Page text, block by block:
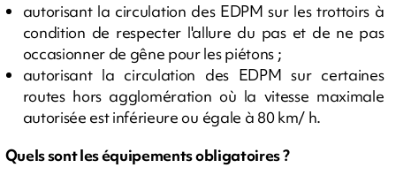
autorisant la circulation des EDPM sur les trottoirs à
condition de respecter l'allure du pas et de ne pas
occasionner de gêne pour les piétons ;
autorisant la circulation des EDPM sur certaines
routes hors agglomération où la vitesse maximale
autorisée est inférieure ou égale à 80 km/ h.
Quels sont les équipements obligatoires ?